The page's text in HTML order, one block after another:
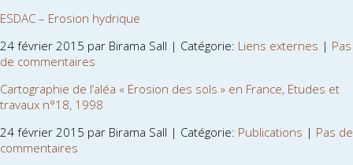
ESDAC – Erosion hydrique
24 février 2015 par Birama Sall | Catégorie: Liens externes | Pas
de commentaires
Cartographie de l’aléa « Erosion des sols » en France, Etudes et
travaux n°18, 1998
24 février 2015 par Birama Sall | Catégorie: Publications | Pas de
commentaires